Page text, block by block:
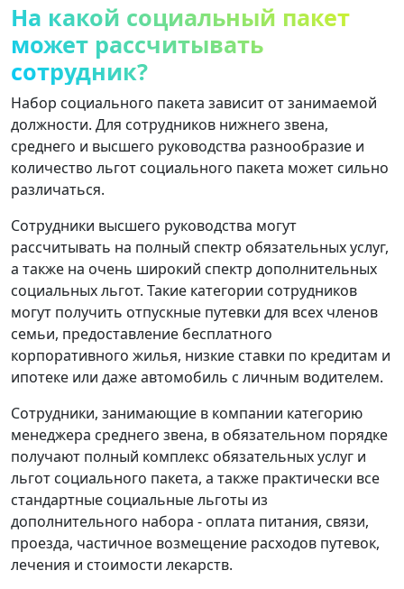
На какой социальный пакет
может рассчитывать
сотрудник?
Набор социального пакета зависит от занимаемой
должности. Для сотрудников нижнего звена,
среднего и высшего руководства разнообразие и
количество льгот социального пакета может сильно
различаться.
Сотрудники высшего руководства могут
рассчитывать на полный спектр обязательных услуг,
а также на очень широкий спектр дополнительных
социальных льгот. Такие категории сотрудников
могут получить отпускные путевки для всех членов
семьи, предоставление бесплатного
корпоративного жилья, низкие ставки по кредитам и
ипотеке или даже автомобиль с личным водителем.
Сотрудники, занимающие в компании категорию
менеджера среднего звена, в обязательном порядке
получают полный комплекс обязательных услуг и
льгот социального пакета, а также практически все
стандартные социальные льготы из
дополнительного набора - оплата питания, связи,
проезда, частичное возмещение расходов путевок,
лечения и стоимости лекарств.